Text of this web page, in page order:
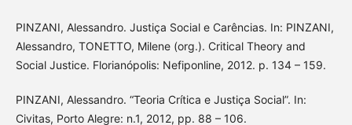
PINZANI, Alessandro. Justiça Social e Carências. In: PINZANI,
Alessandro, TONETTO, Milene (org.). Critical Theory and
Social Justice. Florianópolis: Nefiponline, 2012. p. 134 – 159.
PINZANI, Alessandro. “Teoria Crítica e Justiça Social”. In:
Civitas, Porto Alegre: n.1, 2012, pp. 88 – 106.